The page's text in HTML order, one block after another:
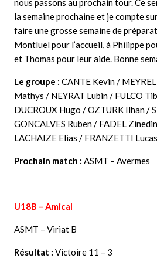
nous passons au prochain tour. Ce
la semaine prochaine et je compte
faire une grosse semaine de
Montluel pour l’accueil, à Philippe
et Thomas pour leur aide. Bonne
Le groupe : CANTE Kevin /
Mathys / NEYRAT Lubin / FULCO
DUCROUX Hugo / OZTURK Ilhan /
GONCALVES Ruben / FADEL
LACHAIZE Elias / FRANZETTI Lucas
Prochain match : ASMT – Avermes
U18B – Amical
ASMT – Viriat B
Résultat : Victoire 11 – 3